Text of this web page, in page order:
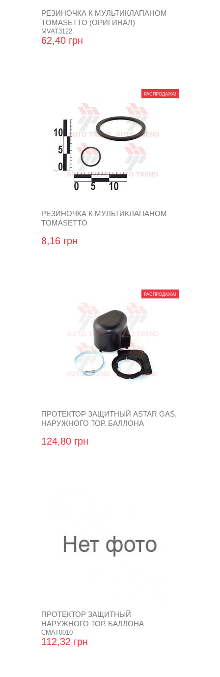
РЕЗИНОЧКА К МУЛЬТИКЛАПАНОМ
TOMASETTO (ОРИГИНАЛ)
MVAT3122
62,40 грн
РАСПРОДАЖА!
РЕЗИНОЧКА К МУЛЬТИКЛАПАНОМ
TOMASETTO
8,16 грн
РАСПРОДАЖА!
ПРОТЕКТОР ЗАЩИТНЫЙ ASTAR GAS,
НАРУЖНОГО ТОР. БАЛЛОНА
124,80 грн
ПРОТЕКТОР ЗАЩИТНЫЙ
НАРУЖНОГО ТОР. БАЛЛОНА
CMAT0010
112,32 грн